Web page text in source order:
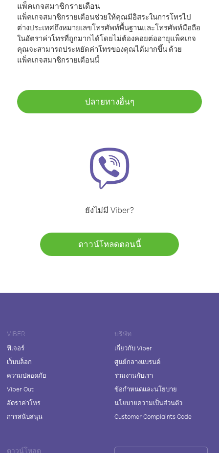
แพ็คเกจสมาชิกรายเดือน
แพ็คเกจสมาชิกรายเดือนช่วยให้คุณมีอิสระในการโทรไป
ต่างประเทศถึงหมายเลขโทรศัพท์พื้นฐานและโทรศัพท์มือถือ
ในอัตราค่าโทรที่ถูกมากได้โดยไม่ต้องคอยต่ออายุแพ็คเกจ
คุณจะสามารถประหยัดค่าโทรของคุณได้มากขึ้น ด้วย
แพ็คเกจสมาชิกรายเดือนนี้
ปลายทางอื่นๆ
ยังไม่มี Viber?
ดาวน์โหลดตอนนี้
VIBER
ฟีเจอร์
เว็บบล็อก
ความปลอดภัย
Viber Out
อัตราค่าโทร
การสนับสนุน
บริษัท
เกี่ยวกับ Viber
ศูนย์กลางแบรนด์
ร่วมงานกับเรา
ข้อกำหนดและนโยบาย
นโยบายความเป็นส่วนตัว
Customer Complaints Code
ดาวน์โหลด